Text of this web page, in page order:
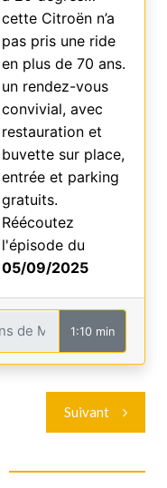
cette Citroën n’a
pas pris une ride
en plus de 70 ans.
un rendez-vous
convivial, avec
restauration et
buvette sur place,
entrée et parking
gratuits.
Réécoutez
l'épisode du
05/09/2025
1:10 min
Suivant